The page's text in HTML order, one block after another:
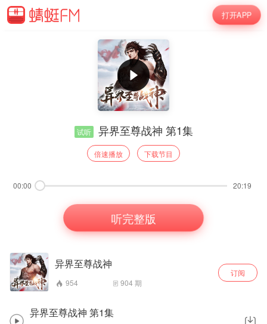
打开APP
试听 异界至尊战神 第1集
倍速播放 下载节目
00:00 20:19
听完整版
异界至尊战神
954 904 期
订阅
异界至尊战神 第1集